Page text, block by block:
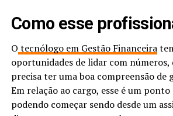
Como esse
O tecnólogo em Gestão Financeira
oportunidades de lidar com números,
precisa ter uma boa compreensão de
Em relação ao cargo, esse é um ponto
podendo começar sendo desde um